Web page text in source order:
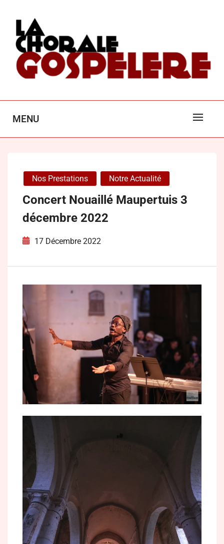
content
LA CHORALE GOSPEL'ÈRE
MENU
Nos Prestations Notre Actualité
Concert Nouaillé Maupertuis 3
décembre 2022
17 Décembre 2022